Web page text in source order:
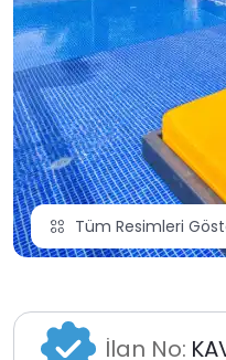
Tüm Resimleri
İlan No: